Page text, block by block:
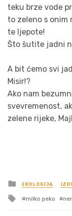
teku brze vode
to zeleno s onim
te ljepote!
Što šutite jadni
A bit ćemo svi
Misir!?
Ako nam
svevremenost,
zelene rijeke,
Posted
in
EKOLOGIJA
Tagged
milko peko